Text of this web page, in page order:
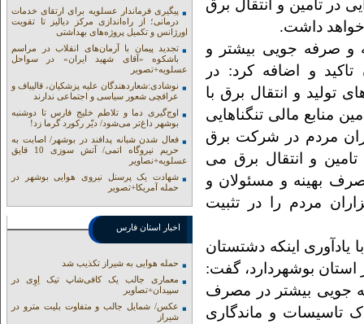
در تامین و انتقال برق
خواهد داشت.
و صرفه جویی بیشتر و
و اضافه کرد: در
تولید و انتقال برق با
منابع مالی تنگناهایی
مردم در شرکت برق
تامین و انتقال برق می
بهینه و مسئولان و
مردم را در تثبیت
اینکه دشتستان
بوشهردارد، گفت:
جویی بیشتر در مصرف
تاسیسات و ماندگاری
پیگیری فرماندار عسلویه برای ارتقای خدمات
درمانی؛ از راه‌اندازی مرکز دیالیز تا تقویت
اورژانس و تکمیل پروژه‌های بهداشتی
تجدید پیمان با آرمان‌های انقلاب در مراسم
باشکوه «آقای شهید ایران» در سواحل
عسلویه+تصویر
نوشادی:شعاردهندگان علیه پزشکیان، قالیباف و
عراقچی شعور سیاسی و اجتماعی ندارند
اوج‌گیری دما و تلاطم خلیج فارس تا دوشنبه
بوشهر داغ‌تر می‌شود/ دیّر رکورد گرما زد!
فعال شدن شبانه پدافند در بوشهر/ اصابت به
حریم نیروگاه اتمی/ آتش سوزی 10 قایق
عسلویه+نصاویر
شهادت یک پرسنل نیروی هوایی بوشهر در
حمله آمریکا+تصویر
اخبار استان فارس
حمله هوایی به شیراز تکذیب شد
معماری جالب یک کافی‌شاپ تیک اِوِی در
سپیدان+تصاویر
عکس/ شمایل جالب و متفاوت بلیت مترو در
شیراز